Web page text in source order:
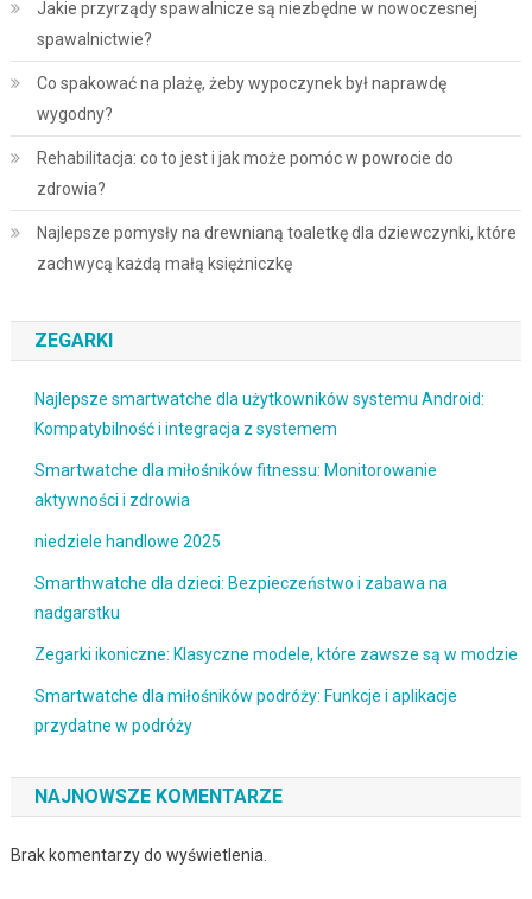
Jakie przyrządy spawalnicze są niezbędne w nowoczesnej
spawalnictwie?
Co spakować na plażę, żeby wypoczynek był naprawdę
wygodny?
Rehabilitacja: co to jest i jak może pomóc w powrocie do
zdrowia?
Najlepsze pomysły na drewnianą toaletkę dla dziewczynki, które
zachwycą każdą małą księżniczkę
ZEGARKI
Najlepsze smartwatche dla użytkowników systemu Android:
Kompatybilność i integracja z systemem
Smartwatche dla miłośników fitnessu: Monitorowanie
aktywności i zdrowia
niedziele handlowe 2025
Smarthwatche dla dzieci: Bezpieczeństwo i zabawa na
nadgarstku
Zegarki ikoniczne: Klasyczne modele, które zawsze są w modzie
Smartwatche dla miłośników podróży: Funkcje i aplikacje
przydatne w podróży
NAJNOWSZE KOMENTARZE
Brak komentarzy do wyświetlenia.